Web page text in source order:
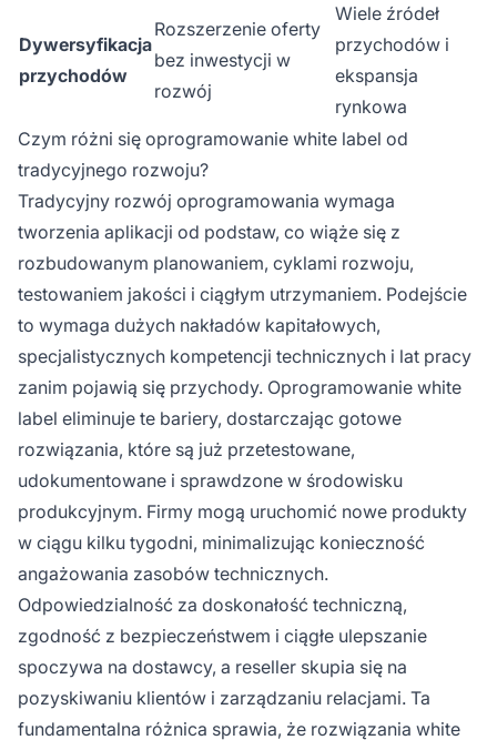
Dywersyfikacja
przychodów
Rozszerzenie oferty
bez inwestycji w
rozwój
Wiele źródeł
przychodów i
ekspansja
rynkowa
Czym różni się oprogramowanie white label od
tradycyjnego rozwoju?
Tradycyjny rozwój oprogramowania wymaga
tworzenia aplikacji od podstaw, co wiąże się z
rozbudowanym planowaniem, cyklami rozwoju,
testowaniem jakości i ciągłym utrzymaniem. Podejście
to wymaga dużych nakładów kapitałowych,
specjalistycznych kompetencji technicznych i lat pracy
zanim pojawią się przychody. Oprogramowanie white
label eliminuje te bariery, dostarczając gotowe
rozwiązania, które są już przetestowane,
udokumentowane i sprawdzone w środowisku
produkcyjnym. Firmy mogą uruchomić nowe produkty
w ciągu kilku tygodni, minimalizując konieczność
angażowania zasobów technicznych.
Odpowiedzialność za doskonałość techniczną,
zgodność z bezpieczeństwem i ciągłe ulepszanie
spoczywa na dostawcy, a reseller skupia się na
pozyskiwaniu klientów i zarządzaniu relacjami. Ta
fundamentalna różnica sprawia, że rozwiązania white